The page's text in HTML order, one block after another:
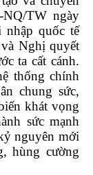
TW ngày
quốc tế
Nghị quyết
ta cất cánh.
thống chính
chung sức,
khát vọng
sức mạnh
nguyên mới
hùng cường